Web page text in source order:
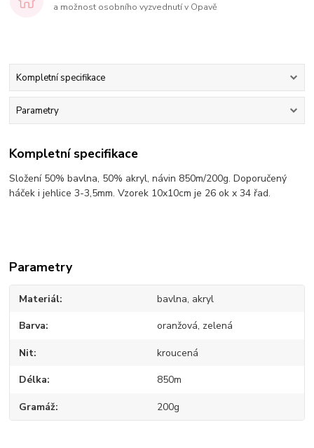
a možnost osobního vyzvednutí v Opavě
Kompletní specifikace
Parametry
Kompletní specifikace
Složení 50% bavlna, 50% akryl, návin 850m/200g. Doporučený
háček i jehlice 3-3,5mm. Vzorek 10x10cm je 26 ok x 34 řad.
Parametry
Materiál bavlna, akryl
Barva oranžová, zelená
Nit kroucená
Délka 850m
Gramáž 200g